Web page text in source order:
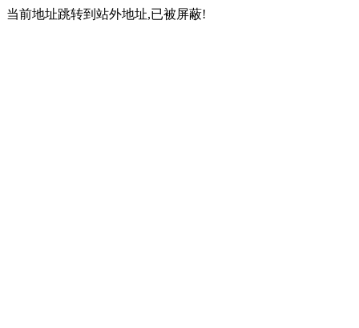
当前地址跳转到站外地址,已被屏蔽!